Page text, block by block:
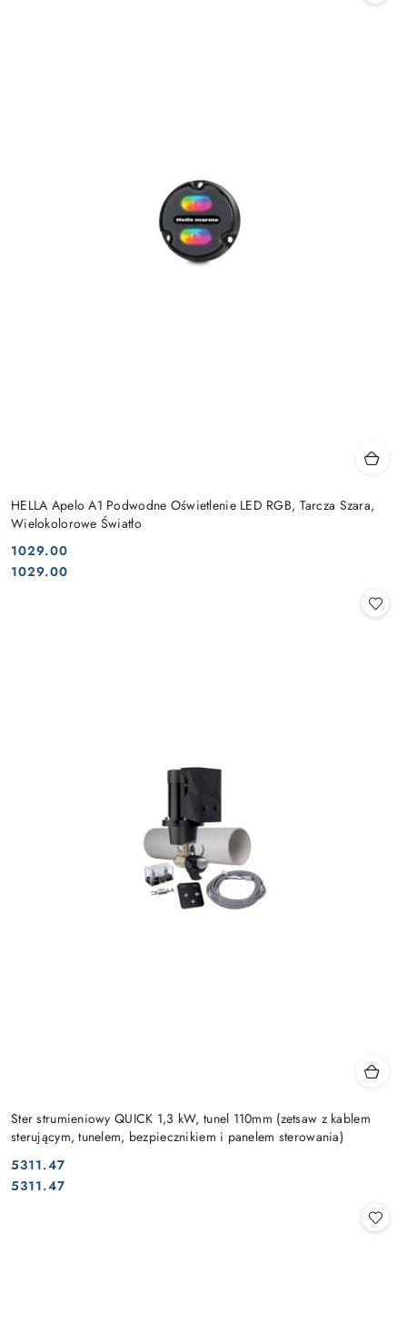
HELLA Apelo A1 Podwodne Oświetlenie LED RGB, Tarcza Szara,
Wielokolorowe Światło
Cena:
1029.00
Cena:
1029.00
Ster strumieniowy QUICK 1,3 kW, tunel 110mm (zetsaw z kablem
sterującym, tunelem, bezpiecznikiem i panelem sterowania)
Cena:
5311.47
Cena:
5311.47